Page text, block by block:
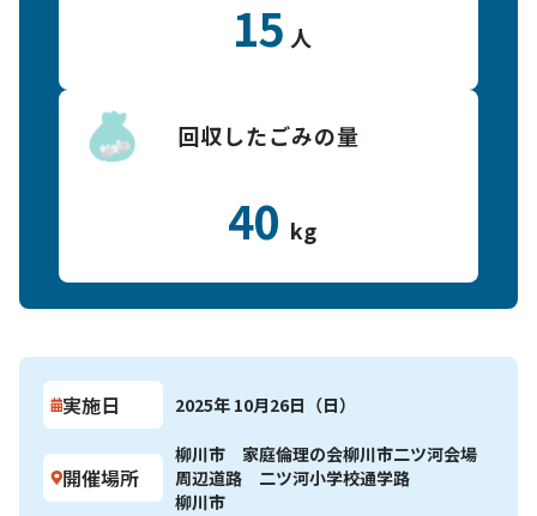
15 人
回収したごみの量
40 kg
実施日 2025年 10月26日（日）
開催場所
柳川市 家庭倫理の会柳川市二ツ河会場
周辺道路 二ツ河小学校通学路
柳川市